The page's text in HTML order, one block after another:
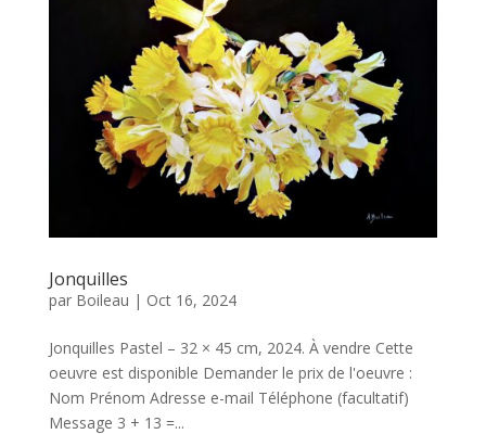
Jonquilles
par Boileau | Oct 16, 2024
Jonquilles Pastel – 32 × 45 cm, 2024. À vendre Cette
oeuvre est disponible Demander le prix de l'oeuvre :
Nom Prénom Adresse e-mail Téléphone (facultatif)
Message 3 + 13 =...